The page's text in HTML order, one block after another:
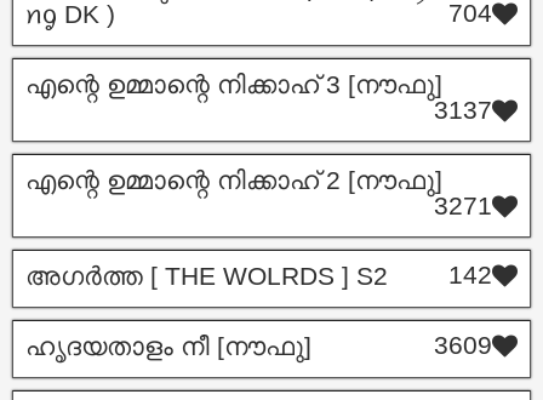
ꪀᧁ DK )
704
എന്റെ ഉമ്മാന്റെ നിക്കാഹ് 3 [നൗഫു]
3137
എന്റെ ഉമ്മാന്റെ നിക്കാഹ് 2 [നൗഫു]
3271
അഗർത്ത [ THE WOLRDS ] S2 142
ഹൃദയതാളം നീ [നൗഫു] 3609